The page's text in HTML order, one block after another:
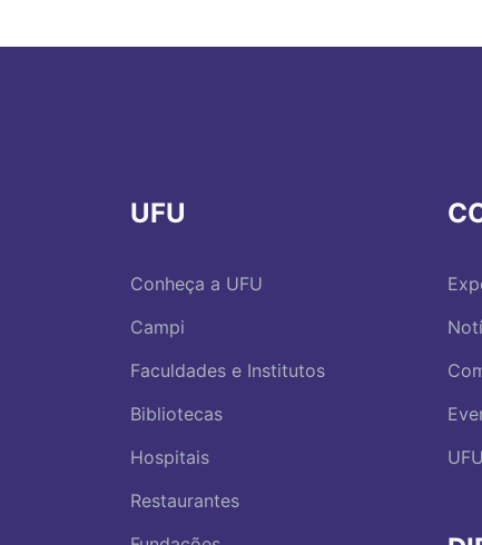
UFU
Conheça a UFU
Campi
Faculdades e Institutos
Bibliotecas
Hospitais
Restaurantes